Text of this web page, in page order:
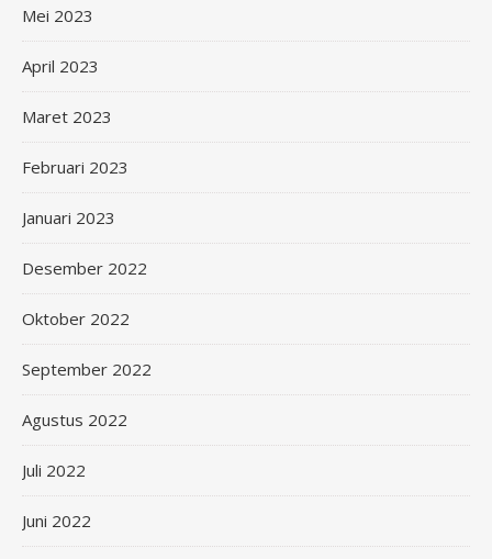
Mei 2023
April 2023
Maret 2023
Februari 2023
Januari 2023
Desember 2022
Oktober 2022
September 2022
Agustus 2022
Juli 2022
Juni 2022